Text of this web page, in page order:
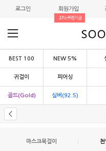
로그인 회원가입
20%쿠폰지급
BEST 100 NEW 5%
귀걸이 피어싱
골드(Gold) 실버(92.5)
마스크목걸이